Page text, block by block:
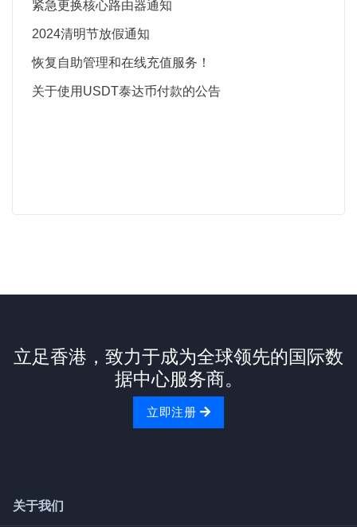
紧急更换核心路由器通知
2024清明节放假通知
恢复自助管理和在线充值服务！
关于使用USDT泰达币付款的公告
立足香港，致力于成为全球领先的国际数
据中心服务商。
立即注册
关于我们